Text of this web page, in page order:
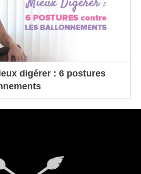
digérer : 6 postures